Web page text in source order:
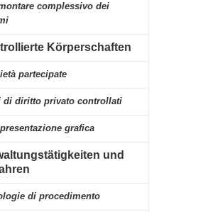
complessivo dei
Körperschaften
partecipate
di diritto privato controllati
grafica
und
di procedimento